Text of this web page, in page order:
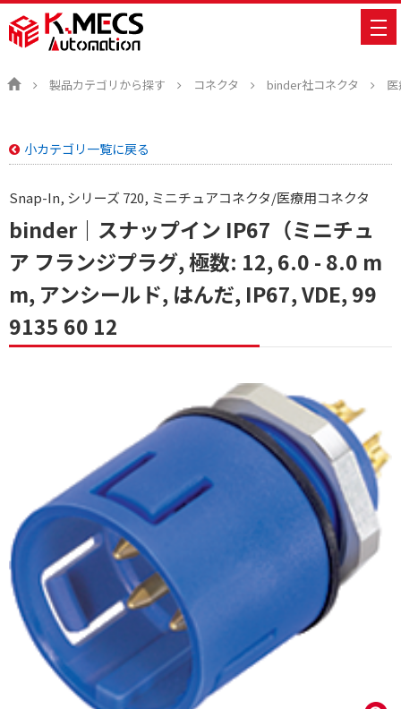
製品カテゴリから探す コネクタ binder社コネクタ
小カテゴリ一覧に戻る
Snap-In, シリーズ 720, ミニチュアコネクタ/医療用コネクタ
binder｜スナップイン IP67（ミニチュ
ア フランジプラグ, 極数: 12, 6.0 - 8.0 m
m, アンシールド, はんだ, IP67, VDE, 99
9135 60 12